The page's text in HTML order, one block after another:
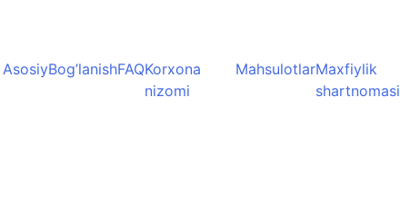
AsosiyBog’lanishFAQKorxona
nizomi
MahsulotlarMaxfiylik
shartnomasi